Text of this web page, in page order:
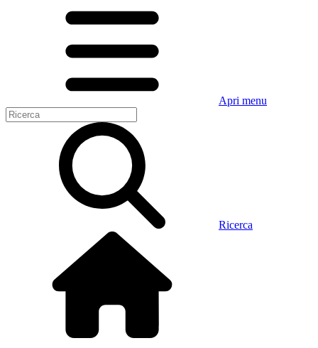
Apri menu
Ricerca